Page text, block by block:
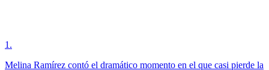
1 .
Melina Ramírez contó el dramático momento en el que casi pierde la